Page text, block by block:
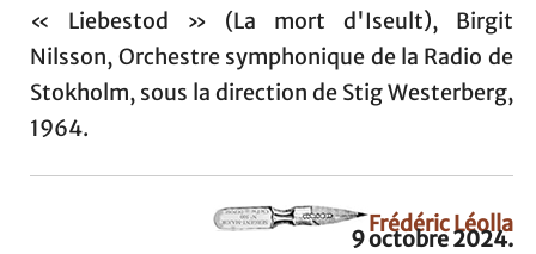
« Liebestod » (La mort d'Iseult), Birgit
Nilsson, Orchestre symphonique de la Radio de
Stokholm, sous la direction de Stig Westerberg,
1964.
Frédéric Léolla
9 octobre 2024.